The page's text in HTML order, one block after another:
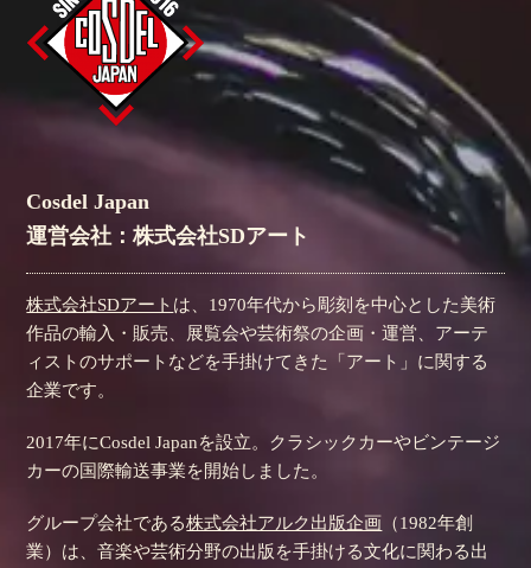
Cosdel Japan
運営会社：株式会社SDアート
株式会社SDアート は、1970年代から彫刻を中心とした美術
作品の輸入・販売、展覧会や芸術祭の企画・運営、アーテ
ィストのサポートなどを手掛けてきた「アート」に関する
企業です。
2017年にCosdel Japanを設立。クラシックカーやビンテージ
カーの国際輸送事業を開始しました。
グループ会社である株式会社アルク出版企画 （1982年創
業）は、音楽や芸術分野の出版を手掛ける文化に関わる出